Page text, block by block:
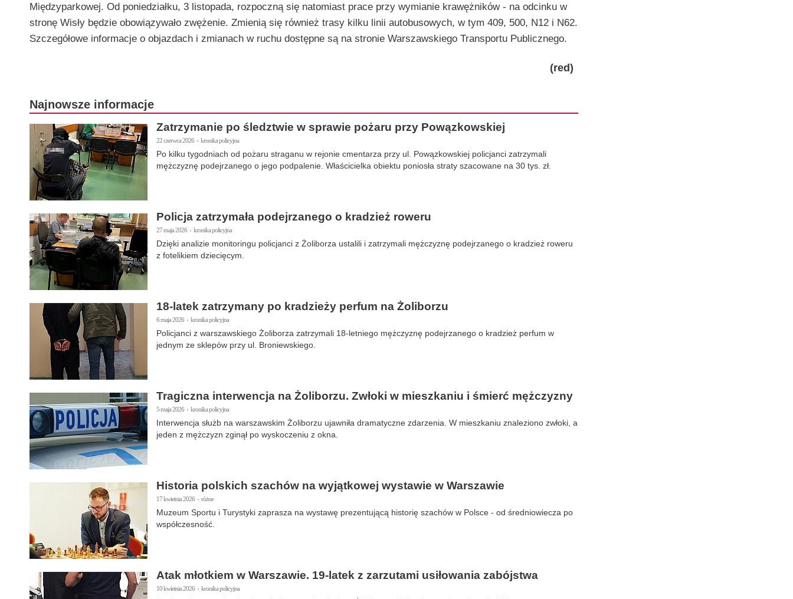
Międzyparkowej. Od poniedziałku, 3 listopada, rozpoczną się natomiast prace przy wymianie krawężników - na odcinku w
stronę Wisły będzie obowiązywało zwężenie. Zmienią się również trasy kilku linii autobusowych, w tym 409, 500, N12 i N62.
Szczegółowe informacje o objazdach i zmianach w ruchu dostępne są na stronie Warszawskiego Transportu Publicznego.
(red)
Najnowsze informacje
Zatrzymanie po śledztwie w sprawie pożaru przy Powązkowskiej
22 czerwca 2026 › kronika policyjna
Po kilku tygodniach od pożaru straganu w rejonie cmentarza przy ul. Powązkowskiej policjanci zatrzymali
mężczyznę podejrzanego o jego podpalenie. Właścicielka obiektu poniosła straty szacowane na 30 tys. zł.
Policja zatrzymała podejrzanego o kradzież roweru
27 maja 2026 › kronika policyjna
Dzięki analizie monitoringu policjanci z Żoliborza ustalili i zatrzymali mężczyznę podejrzanego o kradzież roweru
z fotelikiem dziecięcym.
18-latek zatrzymany po kradzieży perfum na Żoliborzu
6 maja 2026 › kronika policyjna
Policjanci z warszawskiego Żoliborza zatrzymali 18-letniego mężczyznę podejrzanego o kradzież perfum w
jednym ze sklepów przy ul. Broniewskiego.
Tragiczna interwencja na Żoliborzu. Zwłoki w mieszkaniu i śmierć mężczyzny
5 maja 2026 › kronika policyjna
Interwencja służb na warszawskim Żoliborzu ujawniła dramatyczne zdarzenia. W mieszkaniu znaleziono zwłoki, a
jeden z mężczyzn zginął po wyskoczeniu z okna.
Historia polskich szachów na wyjątkowej wystawie w Warszawie
17 kwietnia 2026 › różne
Muzeum Sportu i Turystyki zaprasza na wystawę prezentującą historię szachów w Polsce - od średniowiecza po
współczesność.
Atak młotkiem w Warszawie. 19-latek z zarzutami usiłowania zabójstwa
10 kwietnia 2026 › kronika policyjna